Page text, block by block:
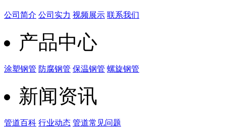
公司简介 公司实力 视频展示 联系我们
产品中心
涂塑钢管 防腐钢管 保温钢管 螺旋钢管
新闻资讯
管道百科 行业动态 管道常见问题